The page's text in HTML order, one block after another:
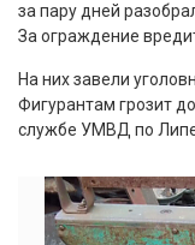
за пару дней
За ограждение
На них завели
Фигурантам грозит
службе УМВД по